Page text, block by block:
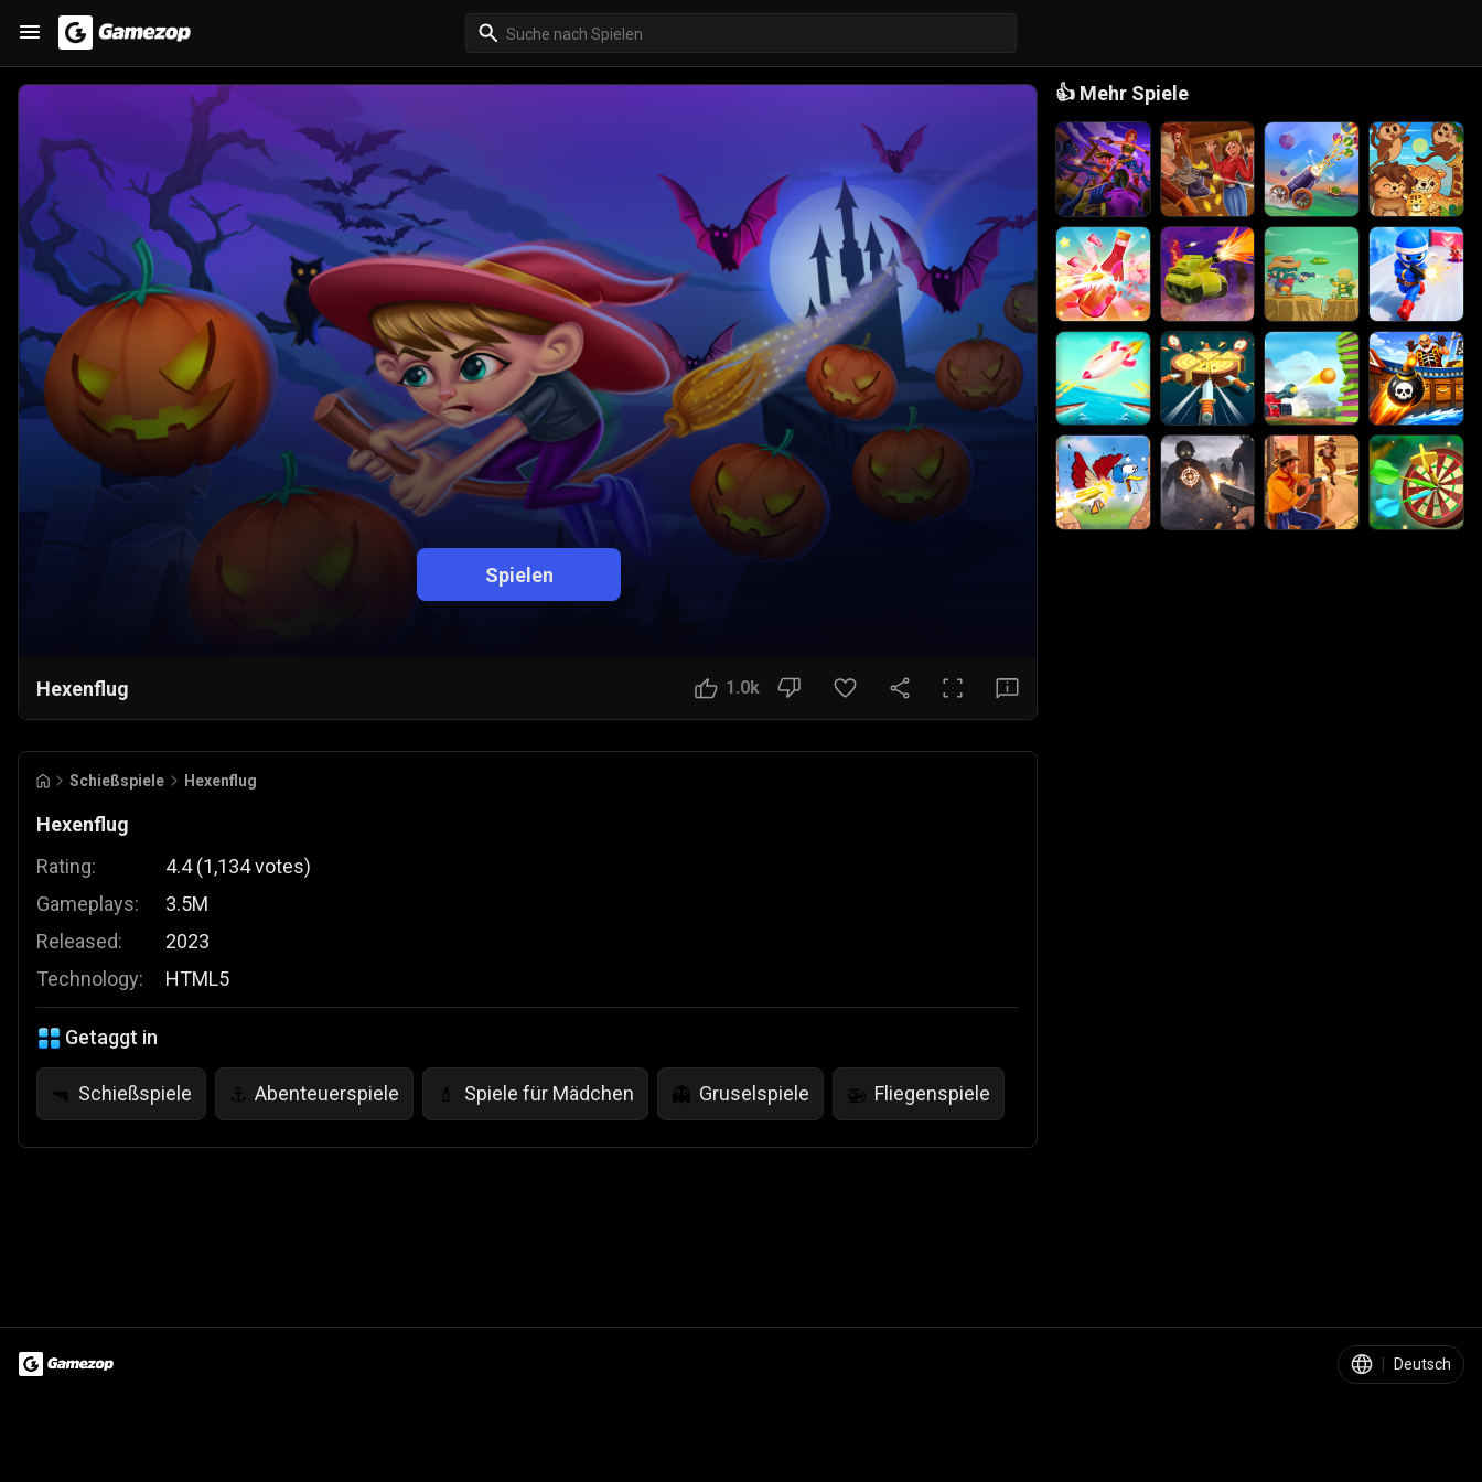
Spielen
Hexenflug 1.0k
Schießspiele Hexenflug
Hexenflug
Rating:
Gameplays:
Released:
Technology:
4.4 (1,134votes)
3.5M
2023
HTML5
Getaggt in
🔫 Schießspiele ⚓ Abenteuerspiele 💄 Spiele für Mädchen 👻 Gruselspiele 🚁 Fliegenspiele
👍 Mehr Spiele
| Deutsch